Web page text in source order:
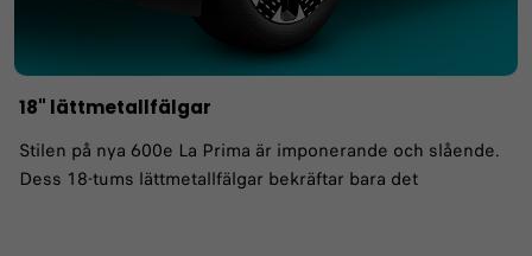
18" lättmetallfälgar
Stilen på nya 600e La Prima är imponerande och slående.
Dess 18-tums lättmetallfälgar bekräftar bara det